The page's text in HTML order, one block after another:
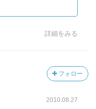
詳細をみる
フォロー
2010.08.27